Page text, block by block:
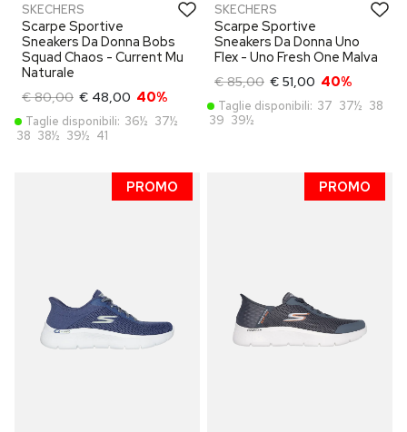
SKECHERS
Scarpe Sportive
Sneakers Da Donna Bobs
Squad Chaos - Current Mu
Naturale
€ 80,00 € 48,00 40%
Taglie disponibili: 36½ 37½
38 38½ 39½ 41
SKECHERS
Scarpe Sportive
Sneakers Da Donna Uno
Flex - Uno Fresh One Malva
€ 85,00 € 51,00 40%
Taglie disponibili: 37 37½ 38
39 39½
PROMO PROMO